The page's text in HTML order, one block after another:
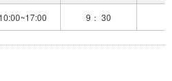
10:00~17:00 9： 30